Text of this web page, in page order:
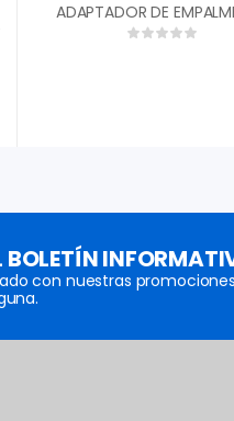
BOLETÍN
con nuestras